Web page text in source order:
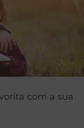
com a sua